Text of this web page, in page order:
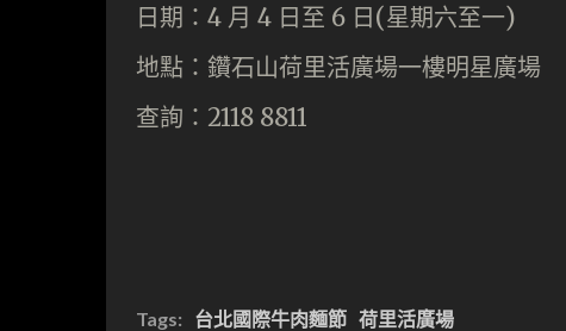
日期：4 月 4 日至 6 日(星期六至一)
地點：鑽石山荷里活廣場一樓明星廣場
查詢：2118 8811
Tags: 台北國際牛肉麵節 荷里活廣場